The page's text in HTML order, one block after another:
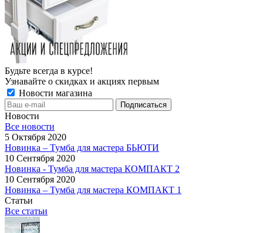
Будьте всегда в курсе!
Узнавайте о скидках и акциях первым
Новости магазина
Новости
Все новости
5 Октября 2020
Новинка – Тумба для мастера БЬЮТИ
10 Сентября 2020
Новинка - Тумба для мастера КОМПАКТ 2
10 Сентября 2020
Новинка – Тумба для мастера КОМПАКТ 1
Статьи
Все статьи